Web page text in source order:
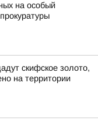
на особый
скифское золото,
на территории